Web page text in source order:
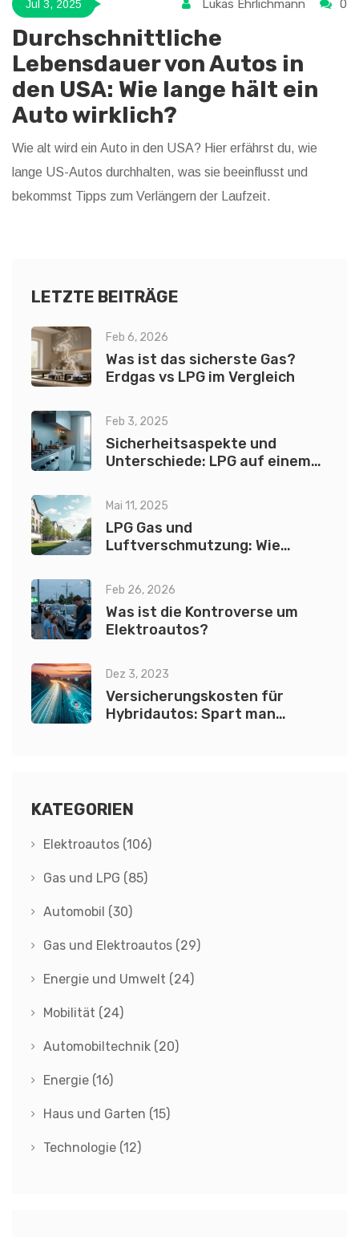
Jul 3, 2025 Lukas Ehrlichmann 0
Durchschnittliche
Lebensdauer von Autos in
den USA: Wie lange hält ein
Auto wirklich?
Wie alt wird ein Auto in den USA? Hier erfährst du, wie
lange US-Autos durchhalten, was sie beeinflusst und
bekommst Tipps zum Verlängern der Laufzeit.
LETZTE BEITRÄGE
Feb 6, 2026
Was ist das sicherste Gas?
Erdgas vs LPG im Vergleich
Feb 3, 2025
Sicherheitsaspekte und
Unterschiede: LPG auf einem
Mai 11, 2025
LPG Gas und
Luftverschmutzung: Wie
Feb 26, 2026
Was ist die Kontroverse um
Elektroautos?
Dez 3, 2023
Versicherungskosten für
Hybridautos: Spart man
KATEGORIEN
Elektroautos (106)
Gas und LPG (85)
Automobil (30)
Gas und Elektroautos (29)
Energie und Umwelt (24)
Mobilität (24)
Automobiltechnik (20)
Energie (16)
Haus und Garten (15)
Technologie (12)